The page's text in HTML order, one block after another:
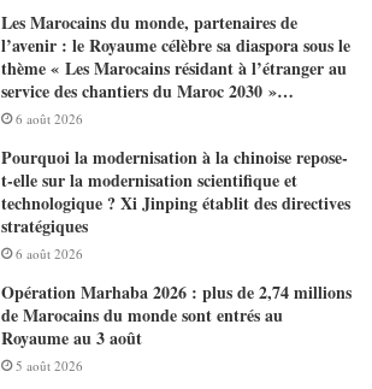
Les Marocains du monde, partenaires de
l’avenir : le Royaume célèbre sa diaspora sous le
thème « Les Marocains résidant à l’étranger au
service des chantiers du Maroc 2030 »…
6 août 2026
Pourquoi la modernisation à la chinoise repose-
t-elle sur la modernisation scientifique et
technologique ? Xi Jinping établit des directives
stratégiques
6 août 2026
Opération Marhaba 2026 : plus de 2,74 millions
de Marocains du monde sont entrés au
Royaume au 3 août
5 août 2026